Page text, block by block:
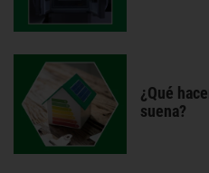
¿Qué
suena?